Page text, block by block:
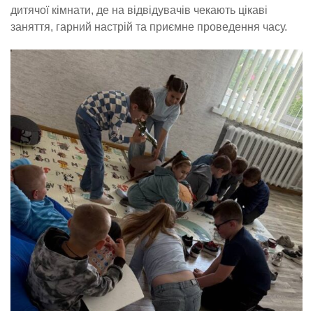
дитячої кімнати, де на відвідувачів чекають цікаві
заняття, гарний настрій та приємне проведення часу.